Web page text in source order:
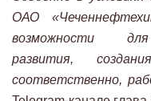
ОАО
возможности для
развития,
соответственно,